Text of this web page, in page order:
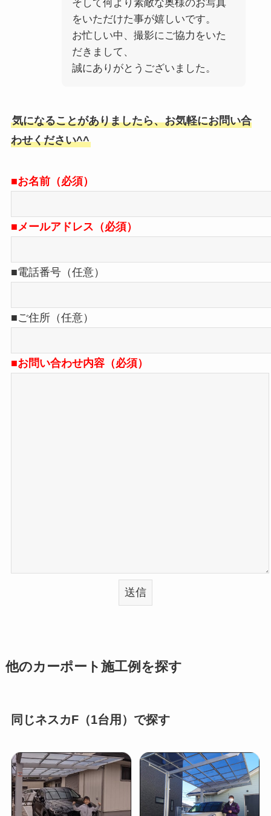
そして何より素敵な奥様のお写真
をいただけた事が嬉しいです。
お忙しい中、撮影にご協力をいた
だきまして、
誠にありがとうございました。
気になることがありましたら、お気軽にお問い合
わせください^^
■お名前（必須）
■メールアドレス（必須）
■電話番号（任意）
■ご住所（任意）
■お問い合わせ内容（必須）
他のカーポート施工例を探す
同じネスカF（1台用）で探す